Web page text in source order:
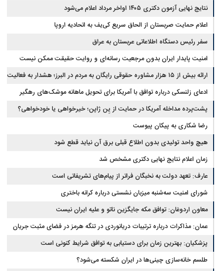
نتایج نهایی آزمون دکتری ۱۴۰۵ اواخر مرداد اعلام می‌شود
اعلام حمایت صربستان از الحاق سریع کی‌یف به اتحادیه اروپا
سفر رئیس دستگاه اطلاعاتی عربستان به عراق
امنیت پایدار ایران بدون مرجعیت رسانه‌ای و روایت حقیقت ممکن نیست
ارائه بیش از ۱۵ هزار مشاوره حقوقی رایگان به مردم در البرز؛ هشدار به فعالیت
وکیل بلاگرها
ادعای زلنسکی درباره توافق با آمریکا برای تحویل ماهانه موشک‌های رهگیر
پشت‌پرده مداخله آمریکا در حمایت از یِن ژاپن؛ خیرخواهی یا خودخواهی؟
رضا شکاری به پیکان پیوست
هیچ واحد تولیدی بدون اطلاع قبلی برق آن نیاید قطع شود
زمان اعلام نتایج نهایی دکتری مشخص شد
عارف: تعهد دولت به نخبگان فراتر از پیام‎‌های تشریفاتی است
شورای امنیت سه‌شنبه میزبان نشستی درباره کرانه باختری
معاون اردوغان: توافق مکه جایگزین ناتو و علیه ایران نیست
عمان: مذاکرات درباره ترتیبات دریانوردی در تنگه هرمز در فضای مثبت جریان
دارد
پزشکیان‌: بهترین زمان برای دستیابی به توافق شرایط کنونی است
طلسم خانه‌سازی چینی‌ها در ایران شکسته می‌شود؟